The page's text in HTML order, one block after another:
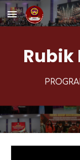
Skip to main content